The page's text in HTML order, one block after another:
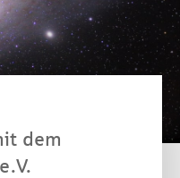
dem
und
10 Gutscheine des
Göppingen im Wert